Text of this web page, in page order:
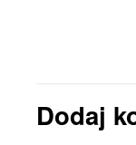
Dodaj